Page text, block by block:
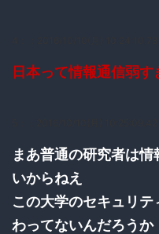
日本って情報通信弱す
まあ普通の研究者は
いからねえ
この大学のセキュリ
わってないんだろうか